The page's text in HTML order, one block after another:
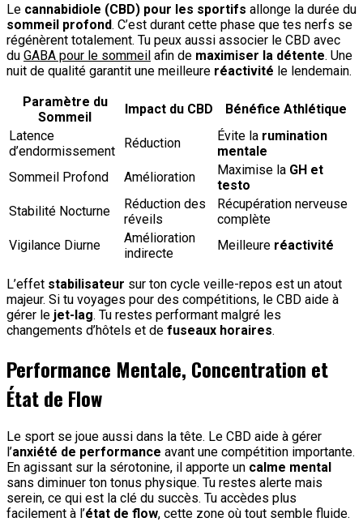
Le cannabidiole (CBD) pour les sportifs allonge la durée du
sommeil profond. C’est durant cette phase que tes nerfs se
régénèrent totalement. Tu peux aussi associer le CBD avec
du GABA pour le sommeil afin de maximiser la détente. Une
nuit de qualité garantit une meilleure réactivité le lendemain.
Paramètre du
Sommeil
Impact du CBD
Bénéfice Athlétique
Latence
d’endormissement
Réduction Évite la rumination
mentale
Sommeil Profond
Amélioration Maximise la GH et
testo
Stabilité Nocturne
Réduction des
réveils
Récupération nerveuse
complète
Vigilance Diurne
Amélioration
indirecte
Meilleure réactivité
L’effet stabilisateur sur ton cycle veille-repos est un atout
majeur. Si tu voyages pour des compétitions, le CBD aide à
gérer le jet-lag. Tu restes performant malgré les
changements d’hôtels et de fuseaux horaires.
Performance Mentale, Concentration et
État de Flow
Le sport se joue aussi dans la tête. Le CBD aide à gérer
l’anxiété de performance avant une compétition importante.
En agissant sur la sérotonine, il apporte un calme mental
sans diminuer ton tonus physique. Tu restes alerte mais
serein, ce qui est la clé du succès. Tu accèdes plus
facilement à l’état de flow, cette zone où tout semble fluide.